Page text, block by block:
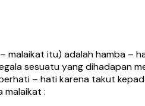
malaikat itu) adalah hamba –
sesuatu yang dihadapan
– hati karena takut
malaikat :